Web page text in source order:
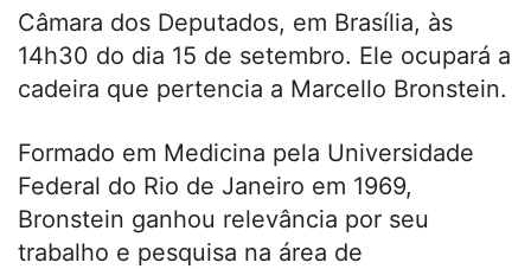
Câmara dos Deputados, em Brasília, às
14h30 do dia 15 de setembro. Ele ocupará a
cadeira que pertencia a Marcello Bronstein.
Formado em Medicina pela Universidade
Federal do Rio de Janeiro em 1969,
Bronstein ganhou relevância por seu
trabalho e pesquisa na área de